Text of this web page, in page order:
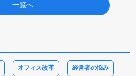
一覧へ
オフィス改革 経営者の悩み